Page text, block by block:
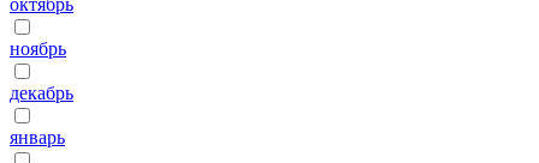
ноябрь
декабрь
январь